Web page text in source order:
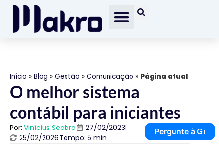
Início » Blog » Gestão » Comunicação » Página atual
O melhor sistema
contábil para iniciantes
Por: Vinícius Seabra
27/02/2023
25/02/2026Tempo: 5 min
Pergunte à Gi